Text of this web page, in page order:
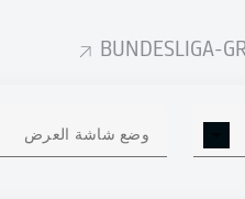
BUNDESLIGA-
وضع شاشة العرض
ركلات الجزاء